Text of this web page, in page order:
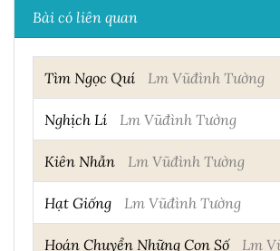
Bài có liên quan
Tìm Ngọc Quí Lm Vũđình Tường
Nghịch Lí Lm Vũđình Tường
Kiên Nhẫn Lm Vũđình Tường
Hạt Giống Lm Vũđình Tường
Hoán Chuyển Những Con Số Lm